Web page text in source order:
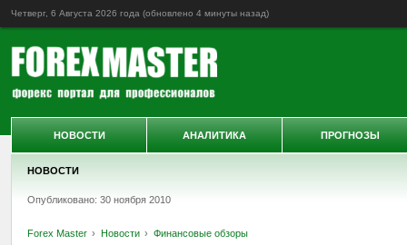
Четверг, 6 Августа 2026 года (обновлено 4 минуты назад)
НОВОСТИ
Опубликовано: 30 ноября 2010
Forex Master Новости Финансовые обзоры
НОВОСТИ АНАЛИТИКА ПРОГНОЗЫ